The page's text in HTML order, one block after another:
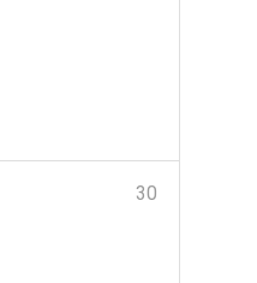
30